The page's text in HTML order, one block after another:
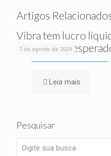
Artigos
7 de agosto de 2024
Vibra tem lucro
tri, acima do
Leia mais
Pesquisar